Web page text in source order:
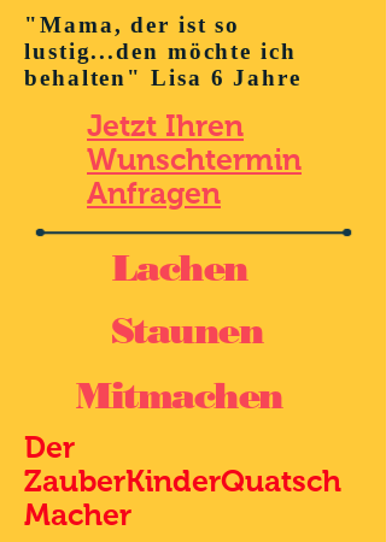
"Mama, der ist so
lustig...den möchte ich
behalten" Lisa 6 Jahre
Jetzt Ihren
Wunschtermin
Anfragen
Lachen
Staunen
Mitmachen
Der
ZauberKinderQuatsch
Macher